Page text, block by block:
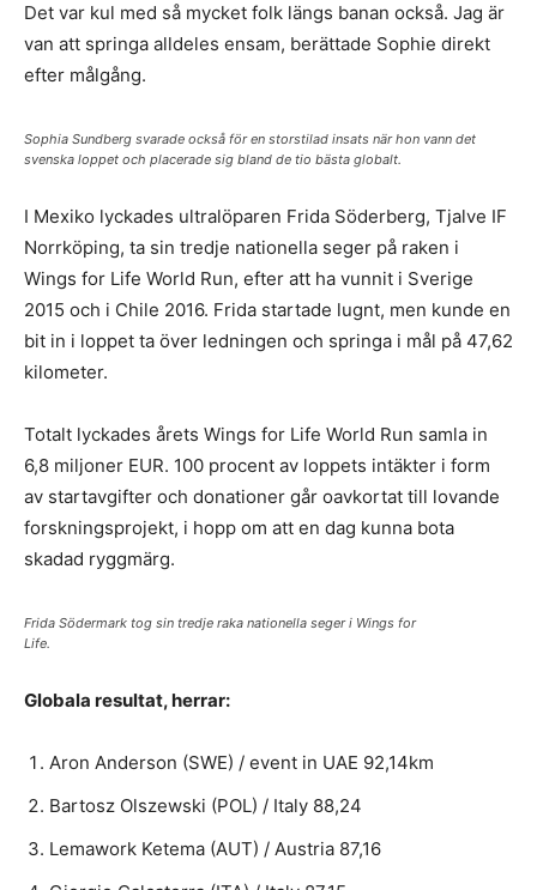
Det var kul med så mycket folk längs banan också. Jag är
van att springa alldeles ensam, berättade Sophie direkt
efter målgång.
Sophia Sundberg svarade också för en storstilad insats när hon vann det
svenska loppet och placerade sig bland de tio bästa globalt.
I Mexiko lyckades ultralöparen Frida Söderberg, Tjalve IF
Norrköping, ta sin tredje nationella seger på raken i
Wings for Life World Run, efter att ha vunnit i Sverige
2015 och i Chile 2016. Frida startade lugnt, men kunde en
bit in i loppet ta över ledningen och springa i mål på 47,62
kilometer.
Totalt lyckades årets Wings for Life World Run samla in
6,8 miljoner EUR. 100 procent av loppets intäkter i form
av startavgifter och donationer går oavkortat till lovande
forskningsprojekt, i hopp om att en dag kunna bota
skadad ryggmärg.
Frida Södermark tog sin tredje raka nationella seger i Wings for
Life.
Globala resultat, herrar:
Aron Anderson (SWE) / event in UAE 92,14km
Bartosz Olszewski (POL) / Italy 88,24
Lemawork Ketema (AUT) / Austria 87,16